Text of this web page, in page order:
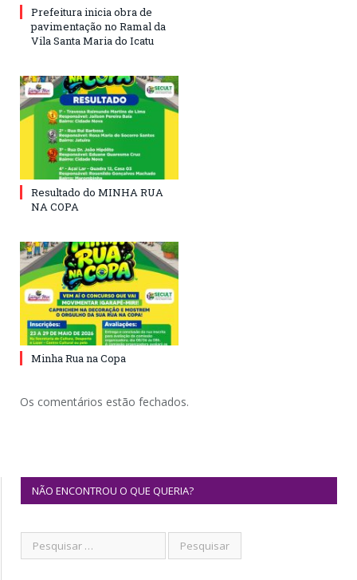
Prefeitura inicia obra de
pavimentação no Ramal da
Vila Santa Maria do Icatu
Resultado do MINHA RUA
NA COPA
Minha Rua na Copa
Os comentários estão fechados.
NÃO ENCONTROU O QUE QUERIA?